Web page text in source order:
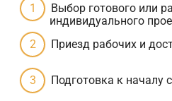
Выбор готового или
индивидуального
Приезд рабочих и
Подготовка к началу